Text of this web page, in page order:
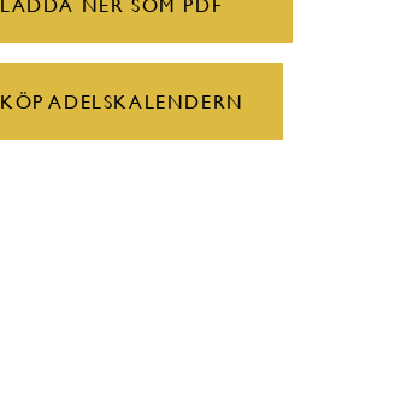
KÖP ADELSKALENDERN